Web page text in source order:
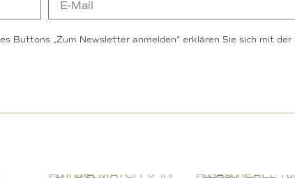
Buttons „Zum Newsletter anmelden“ erklären Sie sich mit der